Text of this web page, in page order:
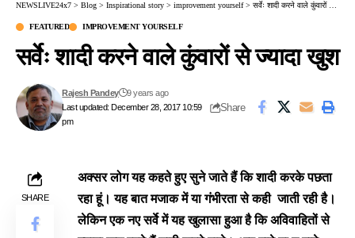
NEWSLIVE24x7 > Blog > Inspirational story > improvement yourself> सर्वेः शादी करने वाले कुंवारों से ज्यादा खुश
FEATURED IMPROVEMENT YOURSELF
सर्वेः शादी करने वाले कुंवारों से ज्यादा खुश
Last updated: December 28, 2017 10:59
pm
Rajesh Pandey 9 years ago
Share
SHARE
अक्सर लोग यह कहते हुए सुने जाते हैं कि शादी करके पछता
रहा हूं। यह बात मजाक में या गंभीरता से कही जाती रही है।
लेकिन एक नए सर्वे में यह खुलासा हुआ है कि अविवाहितों से